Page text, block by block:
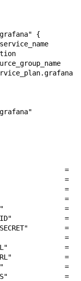
{
=
=
=
=
=
=
=
=
=
=
= ""
= ""